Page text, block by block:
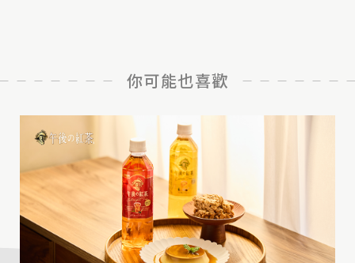
你可能也喜歡